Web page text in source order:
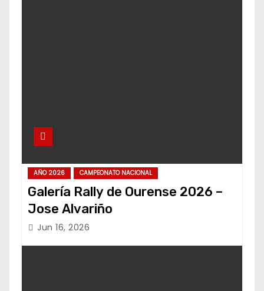
AÑO 2026 CAMPEONATO NACIONAL
Galería Rally de Ourense 2026 –
Jose Alvariño
Jun 16, 2026